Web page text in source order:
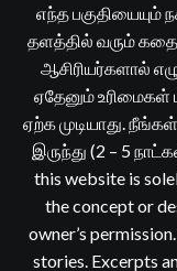
எந்த பகுதியையும்
தளத்தில் வரும்
ஆசிரியர்களால்
ஏதேனும் உரிமைகள்
ஏற்க முடியாது.
இருந்து (2 – 5
this website is
the concept or
owner’s
stories. Excerpts